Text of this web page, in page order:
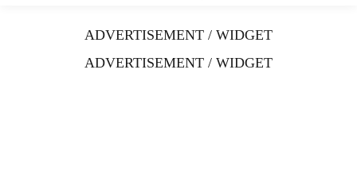
ADVERTISEMENT / WIDGET
ADVERTISEMENT / WIDGET